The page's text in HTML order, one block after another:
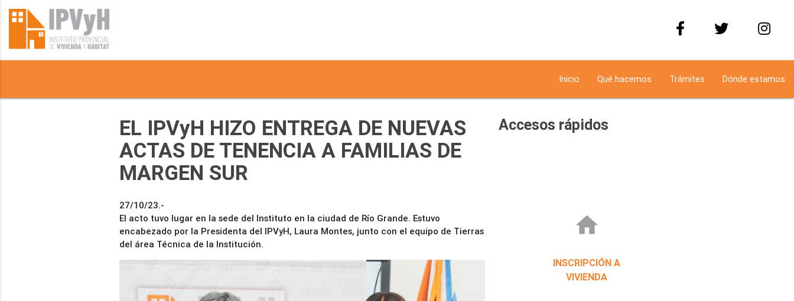
Inicio Qué hacemos Trámites Dónde estamos
EL IPVyH HIZO ENTREGA DE NUEVAS
ACTAS DE TENENCIA A FAMILIAS DE
MARGEN SUR
27/10/23.-
El acto tuvo lugar en la sede del Instituto en la ciudad de Río Grande. Estuvo
encabezado por la Presidenta del IPVyH, Laura Montes, junto con el equipo de Tierras
Accesos rápidos
home
INSCRIPCIÓN A
VIVIENDA